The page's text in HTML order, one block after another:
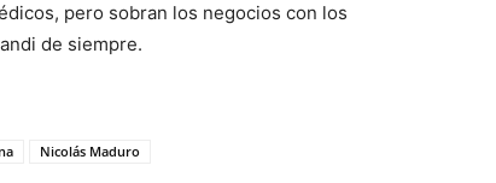
pero sobran los negocios con los
de siempre.
Nicolás Maduro